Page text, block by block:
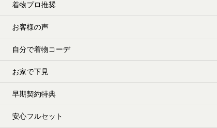
着物プロ推奨
お客様の声
自分で着物コーデ
お家で下見
早期契約特典
安心フルセット